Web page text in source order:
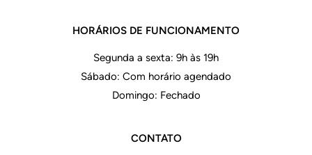
HORÁRIOS DE FUNCIONAMENTO
Segunda a sexta: 9h às 19h
Sábado: Com horário agendado
Domingo: Fechado
CONTATO